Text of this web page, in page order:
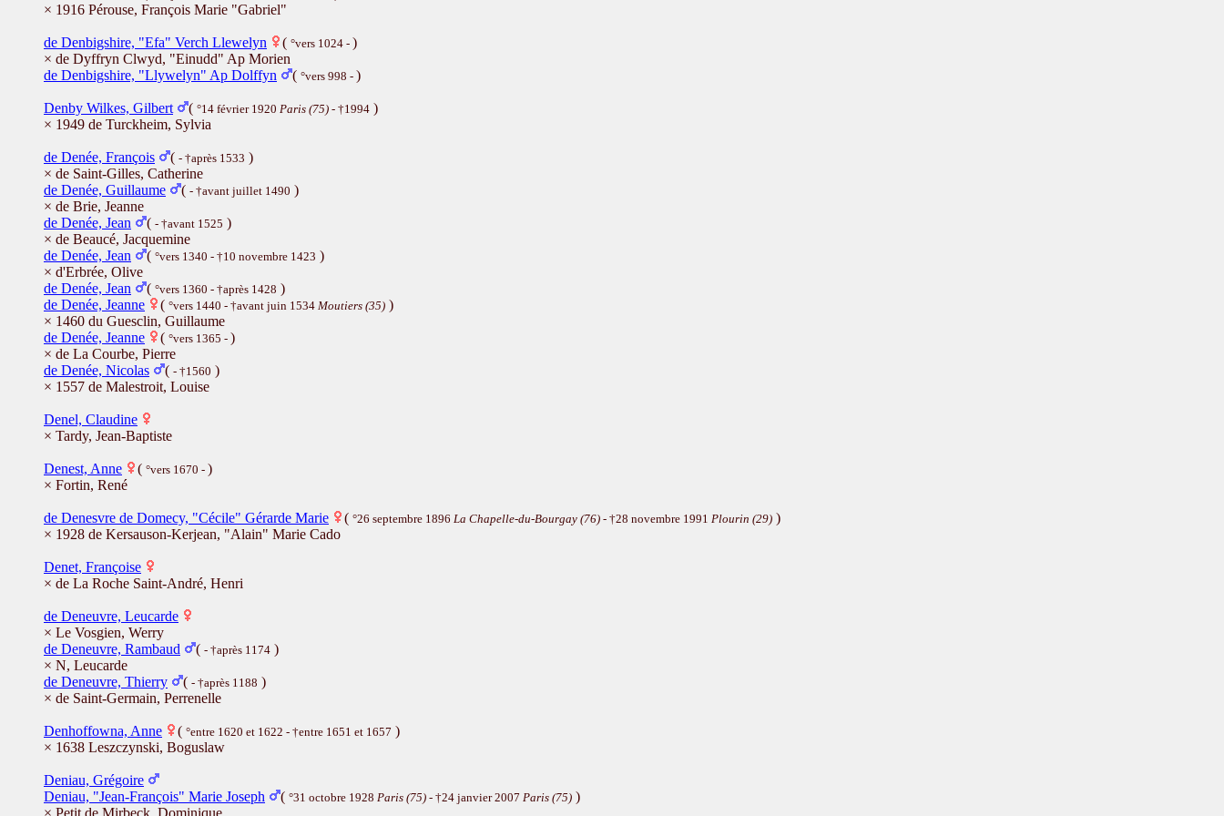
× 1916 Pérouse, François Marie "Gabriel"
de Denbigshire, "Efa" Verch Llewelyn ( °vers 1024 - )
× de Dyffryn Clwyd, "Einudd" Ap Morien
de Denbigshire, "Llywelyn" Ap Dolffyn
( °vers 998 - )
Denby Wilkes, Gilbert ( °14 février 1920 Paris (75) - †1994 )
× 1949 de Turckheim, Sylvia
de Denée, François ( - †après 1533 )
× de Saint-Gilles, Catherine
de Denée, Guillaume
( - †avant juillet 1490 )
× de Brie, Jeanne
de Denée, Jean
( - †avant 1525 )
× de Beaucé, Jacquemine
de Denée, Jean
( °vers 1340 - †10 novembre 1423 )
× d'Erbrée, Olive
de Denée, Jean
( °vers 1360 - †après 1428 )
de Denée, Jeanne
( °vers 1440 - †avant juin 1534 Moutiers (35) )
× 1460 du Guesclin, Guillaume
de Denée, Jeanne
( °vers 1365 - )
× de La Courbe, Pierre
de Denée, Nicolas
( - †1560 )
× 1557 de Malestroit, Louise
Denel, Claudine
× Tardy, Jean-Baptiste
Denest, Anne ( °vers 1670 - )
× Fortin, René
de Denesvre de Domecy, "Cécile" Gérarde Marie ( °26 septembre 1896 La Chapelle-du-Bourgay (76) - †28 novembre 1991 Plourin (29) )
× 1928 de Kersauson-Kerjean, "Alain" Marie Cado
Denet, Françoise
× de La Roche Saint-André, Henri
de Deneuvre, Leucarde
× Le Vosgien, Werry
de Deneuvre, Rambaud
( - †après 1174 )
× N, Leucarde
de Deneuvre, Thierry
( - †après 1188 )
× de Saint-Germain, Perrenelle
Denhoffowna, Anne ( °entre 1620 et 1622 - †entre 1651 et 1657 )
× 1638 Leszczynski, Boguslaw
Deniau, Grégoire
Deniau, "Jean-François" Marie Joseph
( °31 octobre 1928 Paris (75) - †24 janvier 2007 Paris (75) )
× Petit de Mirbeck, Dominique